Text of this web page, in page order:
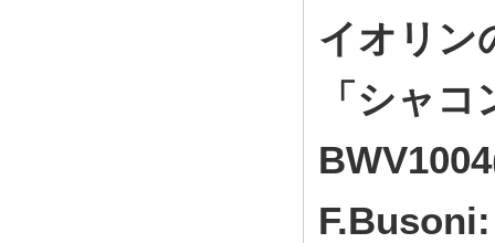
イオリン
「シャ